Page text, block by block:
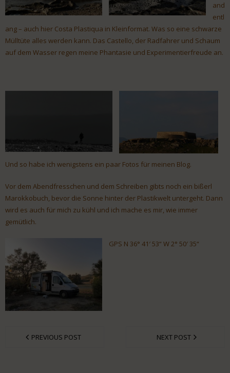
and
entl
ang – auch hier Costa Plastiqua in Kleinformat. Was so eine schwarze
Mülltüte alles werden kann. Das Castello, der Radfahrer und Schaum
auf dem Wasser regen meine Phantasie und Experimentierfreude an.
Und so habe ich wenigstens ein paar Fotos für meinen Blog.
Vor dem Abendfresschen und dem Schreiben gibts noch ein bißerl
Marokkobuch, bevor die Sonne hinter der Plastikwelt untergeht. Dann
wird es auch für mich zu kühl und ich mache es mir, wie immer
gemütlich.
GPS N 36° 41′ 53“ W 2° 50′ 35“
PREVIOUS POST NEXT POST